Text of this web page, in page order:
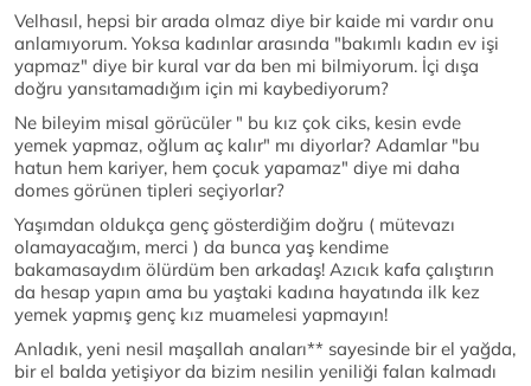
Velhasıl, hepsi bir arada olmaz diye bir kaide mi vardır onu
anlamıyorum. Yoksa kadınlar arasında "bakımlı kadın ev işi
yapmaz" diye bir kural var da ben mi bilmiyorum. İçi dışa
doğru yansıtamadığım için mi kaybediyorum?
Ne bileyim misal görücüler " bu kız çok ciks, kesin evde
yemek yapmaz, oğlum aç kalır" mı diyorlar? Adamlar "bu
hatun hem kariyer, hem çocuk yapamaz" diye mi daha
domes görünen tipleri seçiyorlar?
Yaşımdan oldukça genç gösterdiğim doğru ( mütevazı
olamayacağım, merci ) da bunca yaş kendime
bakamasaydım ölürdüm ben arkadaş! Azıcık kafa çalıştırın
da hesap yapın ama bu yaştaki kadına hayatında ilk kez
yemek yapmış genç kız muamelesi yapmayın!
Anladık, yeni nesil maşallah anaları** sayesinde bir el yağda,
bir el balda yetişiyor da bizim nesilin yeniliği falan kalmadı